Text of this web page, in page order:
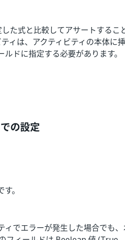
た式と比較してアサートするこ
ィは、アクティビティの本体に
ドに指定する必要があります。
の設定
。
ィでエラーが発生した場合でも